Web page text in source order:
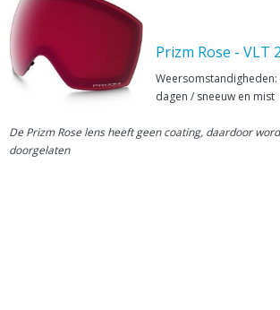
Prizm Rose - VLT
dagen / sneeuw en mist
De Prizm Rose lens heeft geen coating, daardoor
doorgelaten